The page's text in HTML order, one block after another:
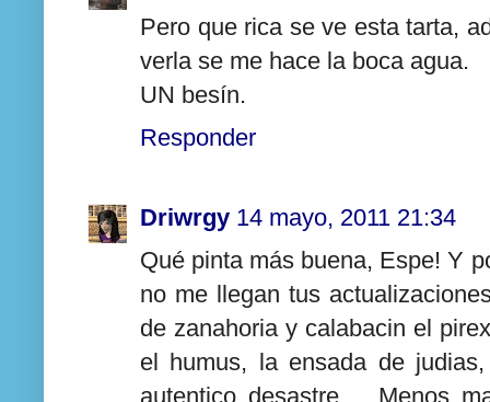
Pero que rica se ve esta tarta,
verla se me hace la boca agua.
UN besín.
Responder
Driwrgy 14 mayo, 2011 21:34
Qué pinta más buena, Espe! Y
no me llegan tus
de zanahoria y calabacin el
el humus, la ensada de
autentico desastre.... Menos